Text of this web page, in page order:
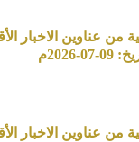
من عناوين الاخبار
من عناوين الاخبار